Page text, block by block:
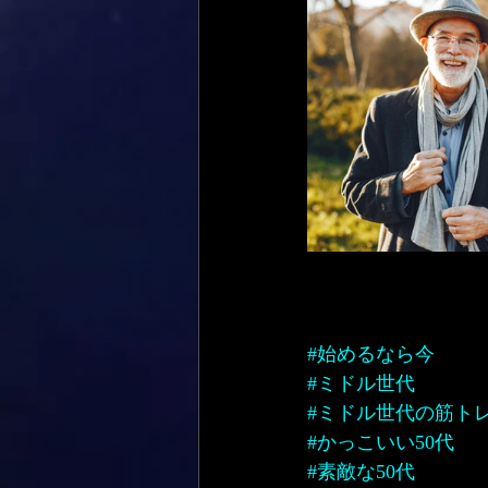
#始めるなら今
#ミドル世代
#ミドル世代の筋ト
#かっこいい50代
#素敵な50代